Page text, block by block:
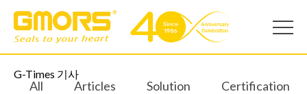
G-Times 기사
All Articles Solution Certification